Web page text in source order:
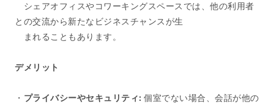
シェアオフィスやコワーキングスペースでは、他の利用者
との交流から新たなビジネスチャンスが生
まれることもあります。
デメリット
・ プライバシーやセキュリティ: 個室でない場合、会話が他の